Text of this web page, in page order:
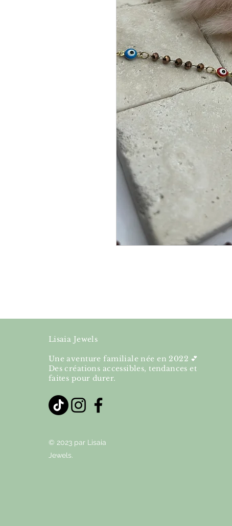
Lisaia Jewels
Une aventure familiale née en 2022 💕
Des créations accessibles, tendances et
faites pour durer.
© 2023 par Lisaia
Jewels.